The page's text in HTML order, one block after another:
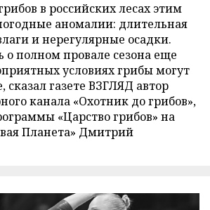
в российских лесах этим
аномалии: длительная
и нерегулярные осадки.
о полном провале сезона еще
условиях грибы могут
сказал газете ВЗГЛЯД автор
канала «Охотник до грибов»,
«Царство грибов» на
Планета» Дмитрий